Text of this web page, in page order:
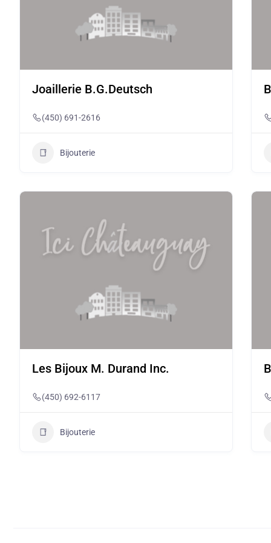
Joaillerie B.G.Deutsch
(450) 691-2616
Bijouterie
Les Bijoux M. Durand Inc.
(450) 692-6117
Bijouterie